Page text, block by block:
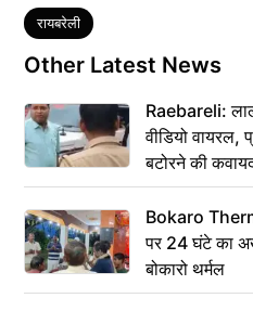
Tags
रायबरेली
Other Latest News
Raebareli:
वीडियो वायरल,
बटोरने की
Bokaro
पर 24 घंटे का
बोकारो थर्मल